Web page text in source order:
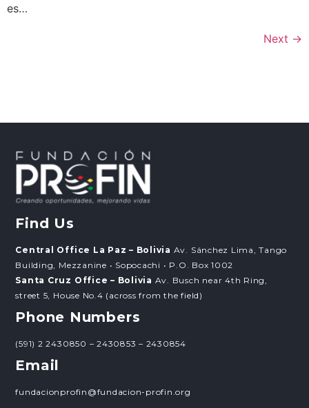
es…
Next →
Find Us
Central Office La Paz – Bolivia Av. Sánchez Lima, Tango
Building, Mezzanine • Sopocachi • P.O. Box 1002
Santa Cruz Office – Bolivia Av. Busch near 4th Ring,
street 5, House No.4 (across from the field)
Phone Numbers
(591) 2 2430850 – 2430853 – 2430854
Email
fundacionprofin@fundacion-profin.org